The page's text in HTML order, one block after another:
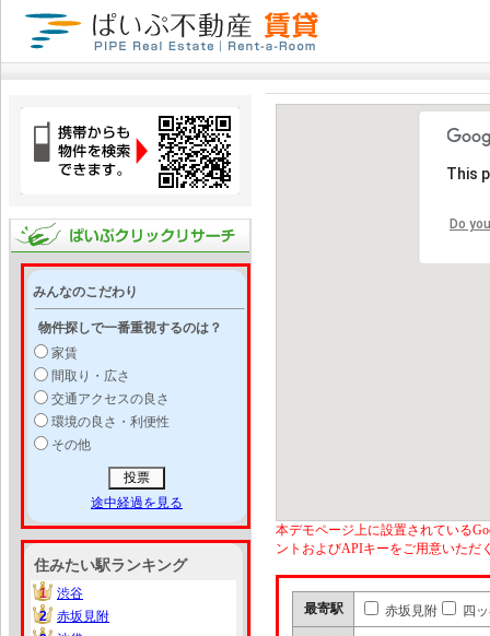
みんなのこだわり
物件探しで一番重視するのは？
家賃
間取り・広さ
交通アクセスの良さ
環境の良さ・利便性
その他
途中経過を見る
住みたい駅ランキング
1
1
渋谷
2
2
赤坂見附
This
Do
本デモページ上に設置されている
ントおよびAPIキーをご用意いただ
最寄駅 赤坂見附 四